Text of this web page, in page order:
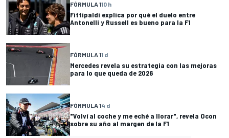
FÓRMULA 110 h
Fittipaldi explica por qué el duelo entre
Antonelli y Russell es bueno para la F1
FÓRMULA 11 d
Mercedes revela su estrategia con las mejoras
para lo que queda de 2026
FÓRMULA 14 d
"Volví al coche y me eché a llorar", revela Ocon
sobre su año al margen de la F1